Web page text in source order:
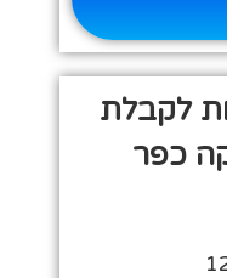
לקבלת
כפר